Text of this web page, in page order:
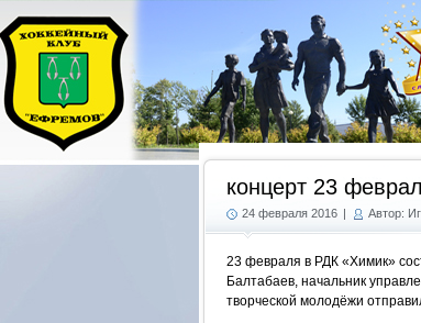
концерт 23
24 февраля 2016 | Автор:
23 февраля в РДК «Химик»
Балтабаев, начальник
творческой молодёжи